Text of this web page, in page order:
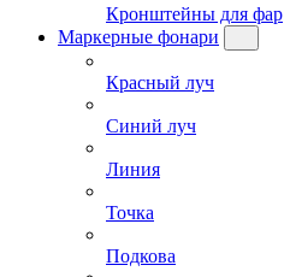
Кронштейны для фар
Маркерные фонари
Красный луч
Синий луч
Линия
Точка
Подкова